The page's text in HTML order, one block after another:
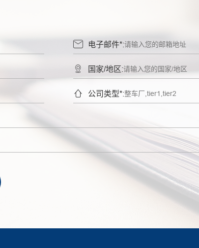
 电子邮件*:
 国家/地区:
 公司类型*: